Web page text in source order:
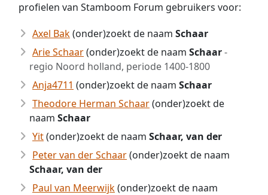
profielen van Stamboom Forum gebruikers voor:
Axel Bak(onder)zoekt de naam Schaar
Arie Schaar(onder)zoekt de naam Schaar-
regio Noord holland, periode 1400-1800
Anja4711 (onder)zoekt de naam Schaar
Theodore Herman Schaar(onder)zoekt de
naam Schaar
Yit(onder)zoekt de naam Schaar, van der
Peter van der Schaar(onder)zoekt de naam
Schaar, van der
Paul van Meerwijk(onder)zoekt de naam